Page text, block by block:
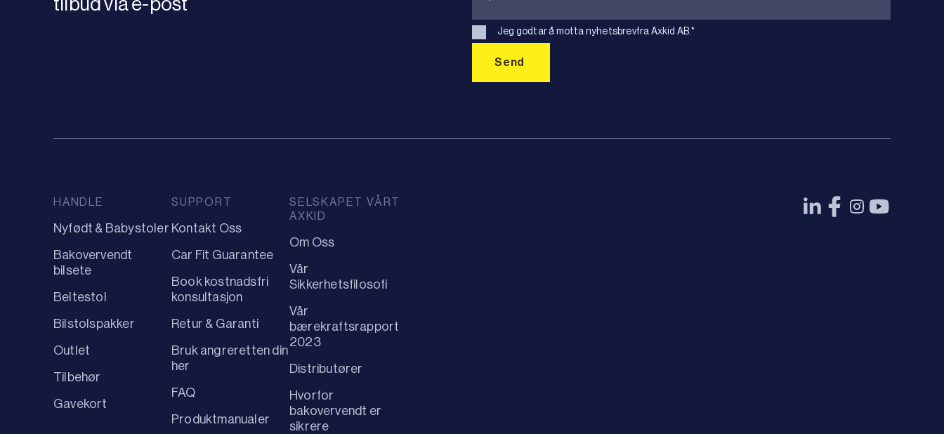
Jeg godtar å motta nyhetsbrevfra Axkid AB.*
HANDLE
Nyfødt & Babystoler
Bakovervendt
bilsete
Beltestol
Bilstolspakker
Outlet
Tilbehør
Gavekort
SUPPORT
Kontakt Oss
Car Fit Guarantee
Book kostnadsfri
konsultasjon
Retur & Garanti
Bruk angreretten din
her
FAQ
Produktmanualer
SELSKAPET VÅRT
AXKID
Om Oss
Vår
Sikkerhetsfilosofi
Vår
bærekraftsrapport
2023
Distributører
Hvorfor
bakovervendt er
sikrere